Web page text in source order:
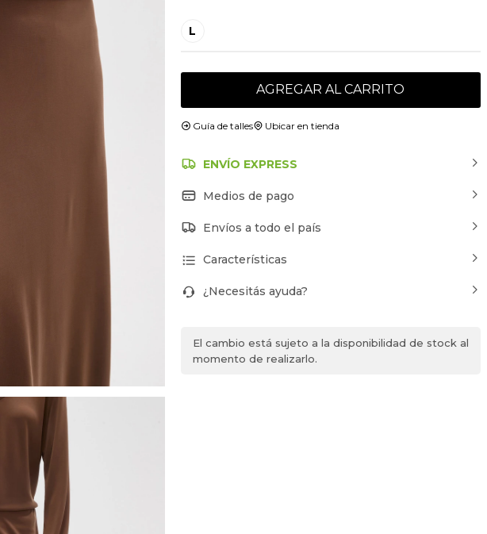
L
AGREGAR AL CARRITO
Guía de talles Ubicar en tienda
ENVÍO EXPRESS
Medios de pago
Envíos a todo el país
Características
¿Necesitás ayuda?
El cambio está sujeto a la disponibilidad de stock al
momento de realizarlo.